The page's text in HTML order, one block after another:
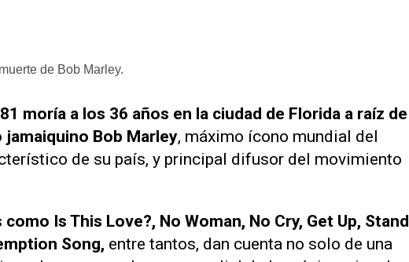
de Bob Marley.
moría a los 36 años en la ciudad de Florida a raíz de
jamaiquino Bob Marley, máximo ícono mundial del
de su país, y principal difusor del movimiento
como Is This Love?, No Woman, No Cry, Get Up, Stand
Song, entre tantos, dan cuenta no solo de una